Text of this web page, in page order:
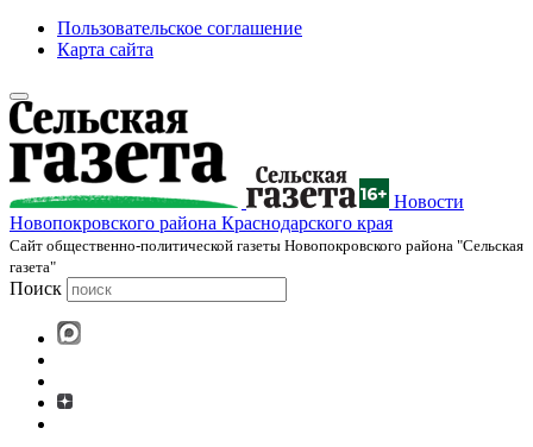
Пользовательское соглашение
Карта сайта
Новости
Новопокровского района Краснодарского края
Cайт общественно-политической газеты Новопокровского района "Сельская
газета"
Поиск